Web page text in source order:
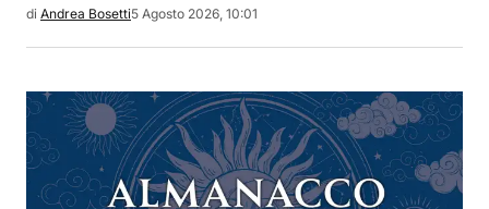
di Andrea Bosetti5 Agosto 2026, 10:01